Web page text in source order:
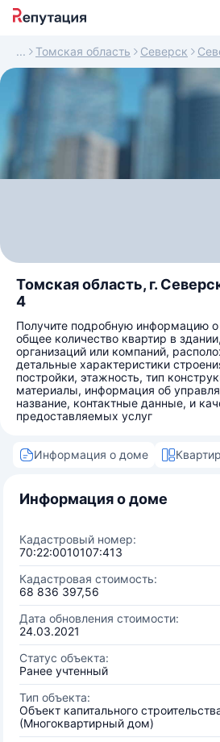
Томская область Северск
Томская область, г.
4
Получите подробную информацию
общее количество квартир в
организаций или компаний,
детальные характеристики
постройки, этажность, тип
материалы, информация об
название, контактные данные, и
предоставляемых услуг
Информация о доме
Информация о доме
Кадастровый номер:
70:22:0010107:413
Кадастровая стоимость:
68 836 397,56
Дата обновления стоимости:
24.03.2021
Статус объекта:
Ранее учтенный
Тип объекта:
Объект капитального
(Многоквартирный дом)